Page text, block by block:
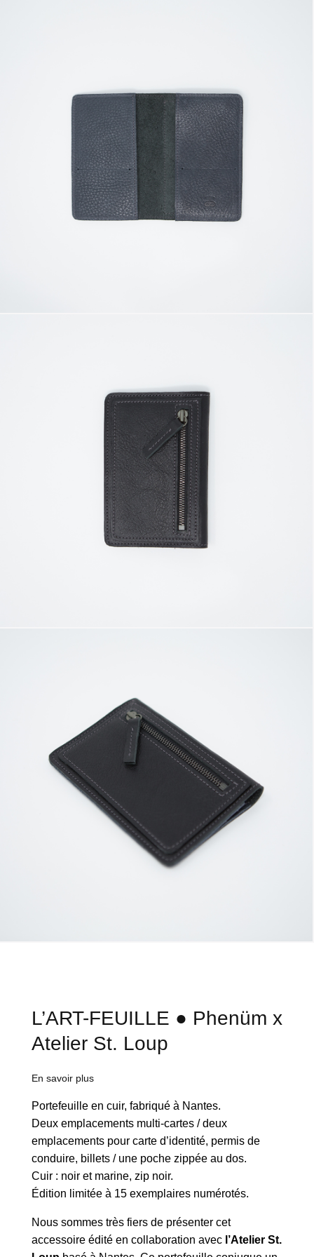
L’ART-FEUILLE ● Phenüm x
Atelier St. Loup
En savoir plus
Portefeuille en cuir, fabriqué à Nantes.
Deux emplacements multi-cartes / deux
emplacements pour carte d’identité, permis de
conduire, billets / une poche zippée au dos.
Cuir : noir et marine, zip noir.
Édition limitée à 15 exemplaires numérotés.
Nous sommes très fiers de présenter cet
accessoire édité en collaboration avec l’Atelier St.